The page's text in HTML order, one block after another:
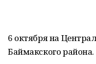
6 октября на
Баймакского района.